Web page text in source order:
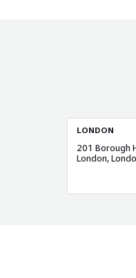
LONDON
201 Borough